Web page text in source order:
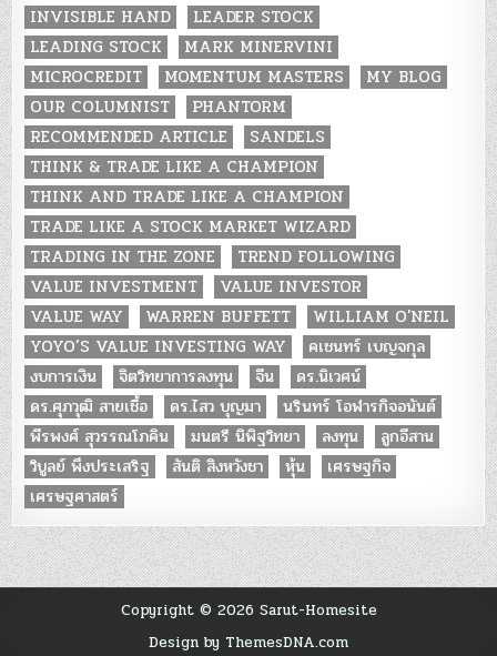
INVISIBLE HAND
LEADER STOCK
LEADING STOCK
MARK MINERVINI
MICROCREDIT
MOMENTUM MASTERS
MY BLOG
OUR COLUMNIST
PHANTORM
RECOMMENDED ARTICLE
SANDELS
THINK & TRADE LIKE A CHAMPION
THINK AND TRADE LIKE A CHAMPION
TRADE LIKE A STOCK MARKET WIZARD
TRADING IN THE ZONE
TREND FOLLOWING
VALUE INVESTMENT
VALUE INVESTOR
VALUE WAY
WARREN BUFFETT
WILLIAM O'NEIL
YOYO’S VALUE INVESTING WAY
คเชนทร์ เบญจกุล
งบการเงิน
จิตวิทยาการลงทุน จีน
ดร.นิเวศน์
ดร.ศุภวุฒิ สายเชื้อ
ดร.ไสว บุญมา
นรินทร์ โอฬารกิจอนันต์
พีรพงศ์ สุวรรณโภคิน
มนตรี นิพิฐวิทยา ลงทุน
ลูกอีสาน
วิบูลย์ พึงประเสริฐ
สันติ สิงหวังชา หุ้น
เศรษฐกิจ
เศรษฐศาสตร์
Copyright © 2026 Sarut-Homesite
Design by ThemesDNA.com